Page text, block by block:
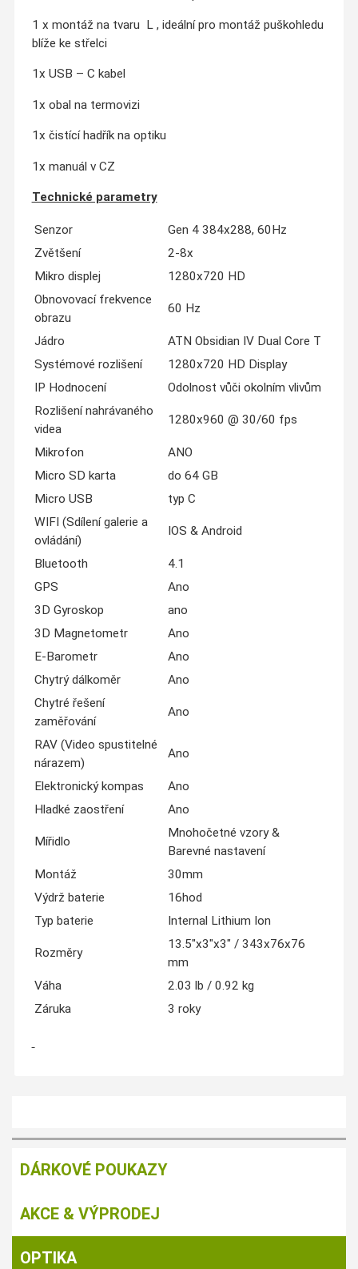
1 x montáž na tvaru L , ideální pro montáž puškohledu
blíže ke střelci
1x USB – C kabel
1x obal na termovizi
1x čistící hadřík na optiku
1x manuál v CZ
Technické parametry
Senzor
Gen 4 384x288, 60Hz
Zvětšení
2-8x
Mikro displej
1280x720 HD
Obnovovací frekvence
obrazu
60 Hz
Jádro
ATN Obsidian IV Dual Core T
Systémové rozlišení
1280x720 HD Display
IP Hodnocení
Odolnost vůči okolním vlivům
Rozlišení nahrávaného
videa
1280x960 @ 30/60 fps
Mikrofon
ANO
Micro SD karta
do 64 GB
Micro USB
typ C
WIFI (Sdílení galerie a
ovládání)
IOS & Android
Bluetooth
4.1
GPS
Ano
3D Gyroskop
ano
3D Magnetometr
Ano
E-Barometr
Ano
Chytrý dálkoměr
Ano
Chytré řešení
zaměřování
Ano
RAV (Video spustitelné
nárazem)
Ano
Elektronický kompas
Ano
Hladké zaostření
Ano
Mířidlo
Mnohočetné vzory &
Barevné nastavení
Montáž
30mm
Výdrž baterie
16hod
Typ baterie
Internal Lithium Ion
Rozměry
13.5"x3"x3" / 343x76x76
mm
Váha
2.03 lb / 0.92 kg
Záruka
3 roky
DÁRKOVÉ POUKAZY
AKCE & VÝPRODEJ
OPTIKA